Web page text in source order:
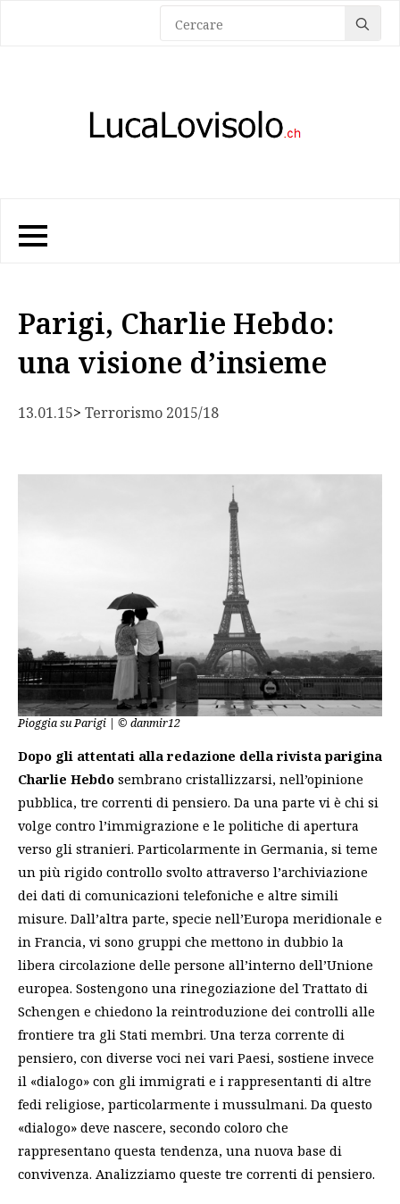
for:
Parigi, Charlie Hebdo:
una visione d’insieme
13.01.15> Terrorismo 2015/18
Pioggia su Parigi | © danmir12
Dopo gli attentati alla redazione della rivista parigina
Charlie Hebdo sembrano cristallizzarsi, nell’opinione
pubblica, tre correnti di pensiero. Da una parte vi è chi si
volge contro l’immigrazione e le politiche di apertura
verso gli stranieri. Particolarmente in Germania, si teme
un più rigido controllo svolto attraverso l’archiviazione
dei dati di comunicazioni telefoniche e altre simili
misure. Dall’altra parte, specie nell’Europa meridionale e
in Francia, vi sono gruppi che mettono in dubbio la
libera circolazione delle persone all’interno dell’Unione
europea. Sostengono una rinegoziazione del Trattato di
Schengen e chiedono la reintroduzione dei controlli alle
frontiere tra gli Stati membri. Una terza corrente di
pensiero, con diverse voci nei vari Paesi, sostiene invece
il «dialogo» con gli immigrati e i rappresentanti di altre
fedi religiose, particolarmente i mussulmani. Da questo
«dialogo» deve nascere, secondo coloro che
rappresentano questa tendenza, una nuova base di
convivenza. Analizziamo queste tre correnti di pensiero.